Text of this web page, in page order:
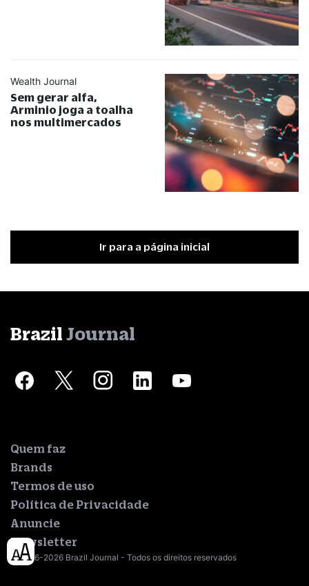
Wealth Journal
Sem gerar alfa,
Arminio joga a toalha
nos multimercados
Ir para a página inicial
Brazil Journal
Quem faz
Brands
Termos de uso
Política de Privacidade
Anuncie
Newsletter
© 2016-2026 Brazil Journal - Todos os direitos reservados